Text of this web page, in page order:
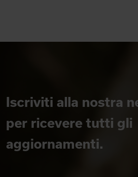
Iscriviti alla nostra
per ricevere tutti gli
aggiornamenti.